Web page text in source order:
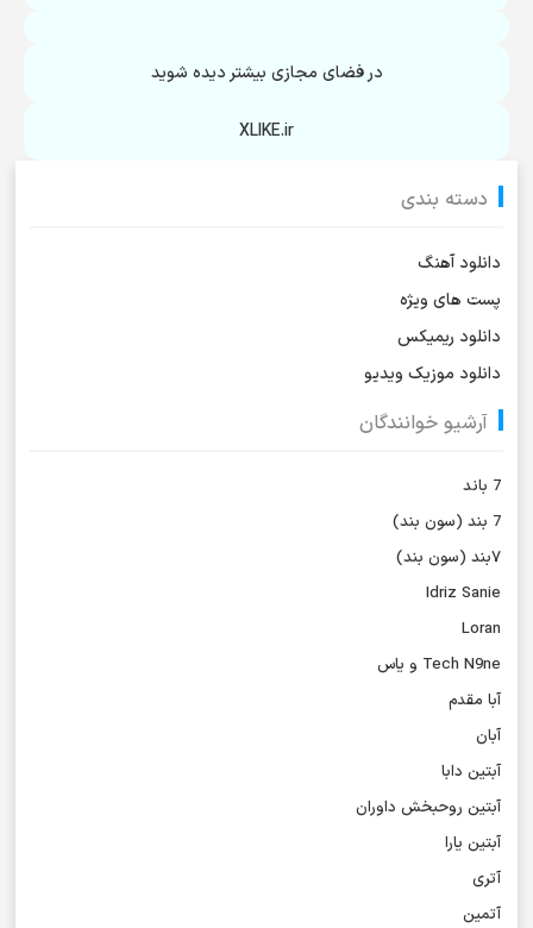
در فضای مجازی بیشتر دیده شوید
XLIKE.ir
دسته بندی
دانلود آهنگ
پست های ویژه
دانلود ریمیکس
دانلود موزیک ویدیو
آرشیو خوانندگان
7 باند
7 بند (سون بند)
۷بند (سون بند)
Idriz Sanie
Loran
Tech N9ne و یاس
آبا مقدم
آبان
آبتین دابا
آبتین روحبخش داوران
آبتین یارا
آتری
آتمین